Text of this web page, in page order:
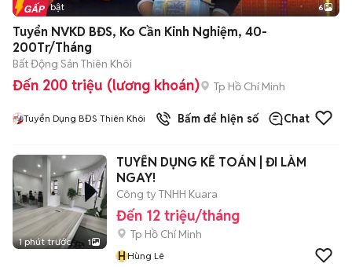
+2
Tin nổi bật 6
Tuyển NVKD BĐS, Ko Cần Kinh Nghiệm, 40-
200Tr/Tháng
Bất Động Sản Thiên Khôi
Đến 200 triệu (lương khoán) Tp Hồ Chí Minh
Tuyển Dụng BĐS Thiên Khôi Bấm để hiện số Chat
1 phút trước 1
TUYỂN DỤNG KẾ TOÁN | ĐI LÀM
NGAY!
Công ty TNHH Kuara
Đến 12 triệu/tháng
Tp Hồ Chí Minh
HHùng Lê